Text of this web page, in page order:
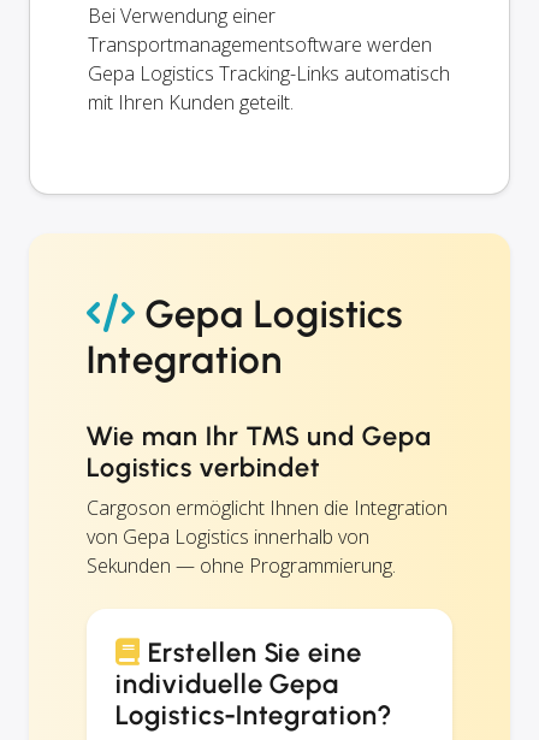
Bei Verwendung einer
Transportmanagementsoftware werden
Gepa Logistics Tracking-Links automatisch
mit Ihren Kunden geteilt.
Gepa Logistics
Integration
Wie man Ihr TMS und Gepa
Logistics verbindet
Cargoson ermöglicht Ihnen die Integration
von Gepa Logistics innerhalb von
Sekunden — ohne Programmierung.
Erstellen Sie eine
individuelle Gepa
Logistics-Integration?